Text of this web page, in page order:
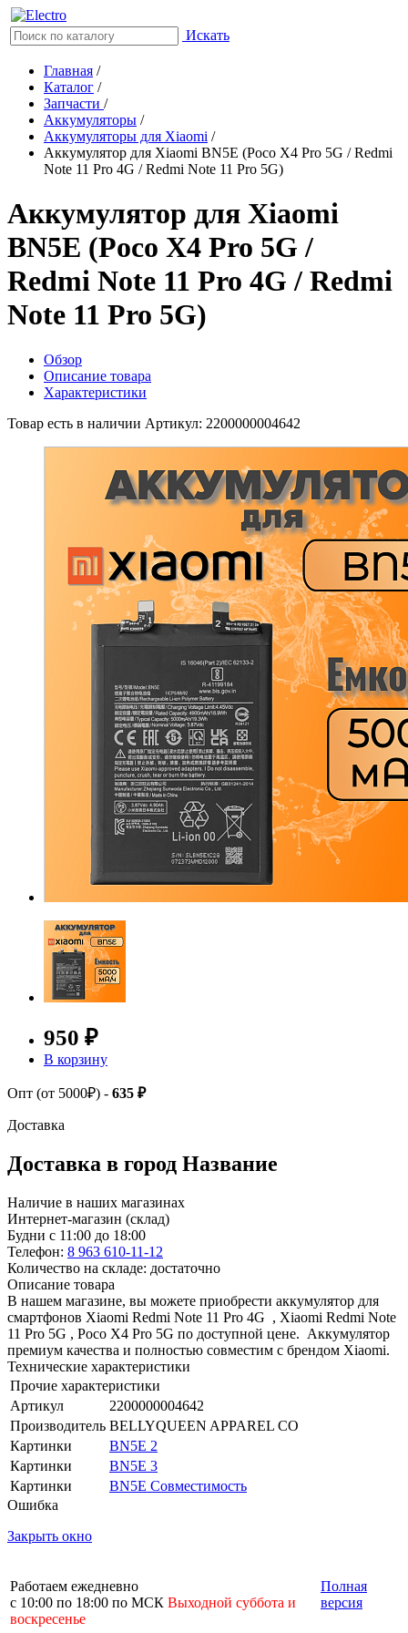
Искать
Главная /
Каталог /
Запчасти /
Аккумуляторы /
Аккумуляторы для Xiaomi /
Аккумулятор для Xiaomi BN5E (Poco X4 Pro 5G / Redmi
Note 11 Pro 4G / Redmi Note 11 Pro 5G)
Аккумулятор для Xiaomi
BN5E (Poco X4 Pro 5G /
Redmi Note 11 Pro 4G / Redmi
Note 11 Pro 5G)
Обзор
Описание товара
Характеристики
Товар есть в наличии Артикул: 2200000004642
950 ₽
В корзину
Опт (от 5000₽) - 635 ₽
Доставка
Доставка в город Название
Наличие в наших магазинах
Интернет-магазин (склад)
Будни с 11:00 до 18:00
Телефон: 8 963 610-11-12
Количество на складе: достаточно
Описание товара
В нашем магазине, вы можете приобрести аккумулятор для
смартфонов Xiaomi Redmi Note 11 Pro 4G , Xiaomi Redmi Note
11 Pro 5G , Poco X4 Pro 5G по доступной цене. Аккумулятор
премиум качества и полностью совместим с брендом Xiaomi.
Технические характеристики
Прочие характеристики
Артикул
2200000004642
Производитель BELLYQUEEN APPAREL CO
Картинки
BN5E 2
Картинки
BN5E 3
Картинки
BN5E Совместимость
Ошибка
Закрыть окно
Работаем ежедневно
с 10:00 по 18:00 по МСК Выходной суббота и
воскресенье
Полная
версия